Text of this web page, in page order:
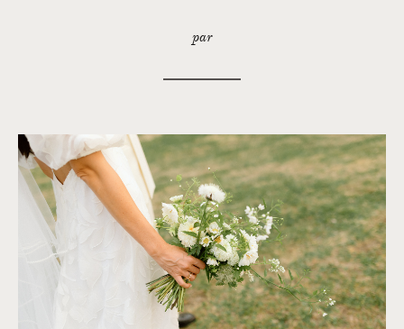
par